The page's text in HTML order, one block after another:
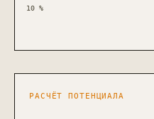
10 %
РАСЧЁТ ПОТЕНЦИАЛА